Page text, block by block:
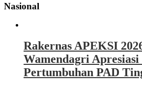
Nasional
Rakernas APEKSI
Wamendagri Apresiasi
Pertumbuhan PAD